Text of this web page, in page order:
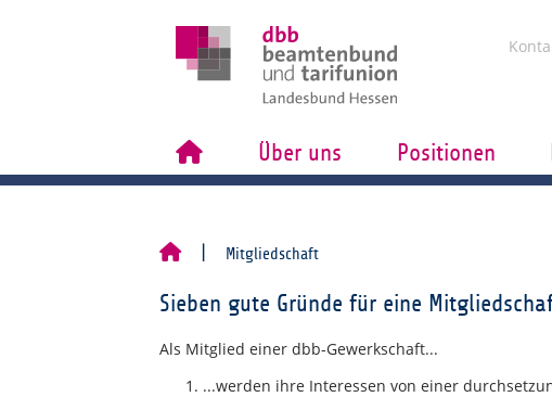
Über uns Positionen
Mitgliedschaft
Sieben gute Gründe für eine
Als Mitglied einer dbb-Gewerkschaft...
...werden ihre Interessen von einer